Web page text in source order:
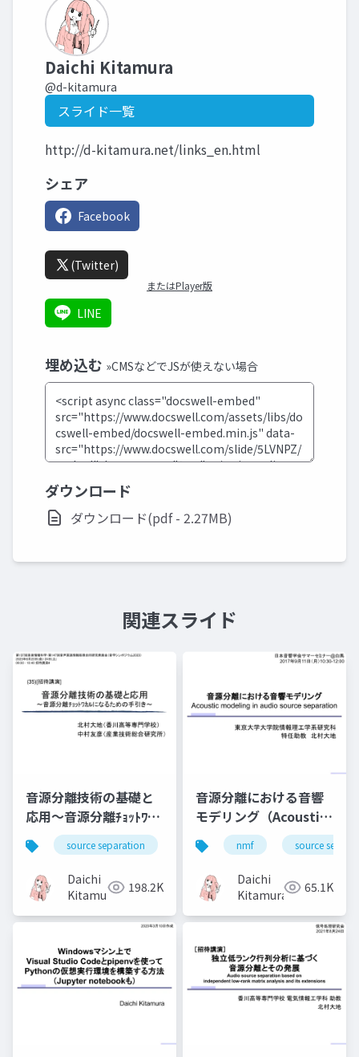
Daichi Kitamura
@d-kitamura
スライド一覧
http://d-kitamura.net/links_en.html
シェア
Facebook
(Twitter)
またはPlayer版
LINE
埋め込む »CMSなどでJSが使えない場合
ダウンロード
ダウンロード(pdf - 2.27MB)
関連スライド
音源分離技術の基礎と
応用～音源分離ﾁｮｯﾄﾜｶﾙ
になるための手引き～
source separation nmf music bss
Daichi
Kitamura
198.2K
音源分離における音響
モデリング（Acoustic
modeling in audio
source separation）
nmf source
Daichi
Kitamura
65.1K